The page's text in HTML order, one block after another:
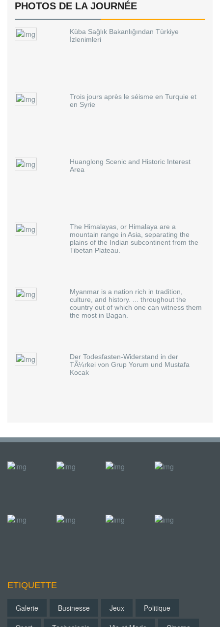
PHOTOS DE LA JOURNÉE
Küba Sağlık Bakanlığından Türkiye
İzlenimleri
Trois jours après le séisme en Turquie et
en Syrie
Huanglong Scenic and Historic Interest
Area
The Himalayas, or Himalaya are a
mountain range in Asia, separating the
plains of the Indian subcontinent from the
Tibetan Plateau.
Myanmar is a nation rich in tradition,
culture, and history. ... throughout the
country out of which one can witness them
the most in Bagan.
Der Todesfasten-Widerstand in der
TÃ¼rkei von Grup Yorum und Mustafa
Kocak
ETIQUETTE
Galerie Businesse Jeux
Politique